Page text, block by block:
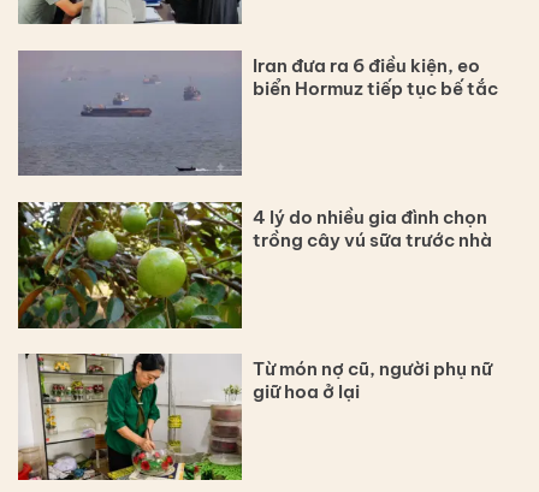
Iran đưa ra 6 điều kiện, eo
biển Hormuz tiếp tục bế tắc
4 lý do nhiều gia đình chọn
trồng cây vú sữa trước nhà
Từ món nợ cũ, người phụ nữ
giữ hoa ở lại